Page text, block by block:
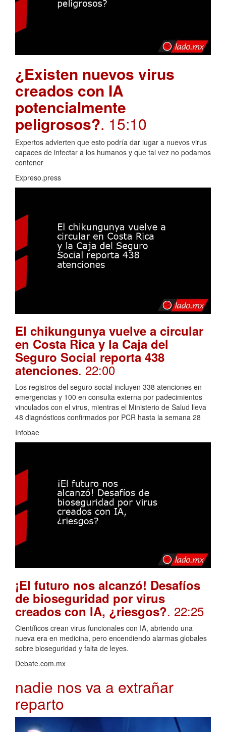
¿Existen nuevos virus
creados con IA
potencialmente
peligrosos?. 15:10
Expertos advierten que esto podría dar lugar a nuevos virus
capaces de infectar a los humanos y que tal vez no podamos
contener
Expreso.press
El chikungunya vuelve a circular
en Costa Rica y la Caja del
Seguro Social reporta 438
atenciones. 22:00
Los registros del seguro social incluyen 338 atenciones en
emergencias y 100 en consulta externa por padecimientos
vinculados con el virus, mientras el Ministerio de Salud lleva
48 diagnósticos confirmados por PCR hasta la semana 28
Infobae
¡El futuro nos alcanzó! Desafíos
de bioseguridad por virus
creados con IA, ¿riesgos?. 22:25
Científicos crean virus funcionales con IA, abriendo una
nueva era en medicina, pero encendiendo alarmas globales
sobre bioseguridad y falta de leyes.
Debate.com.mx
nadie nos va a extrañar
reparto